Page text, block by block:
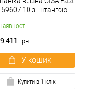
59607.10 зі штангою
9 411 грн.
У кошик
Купити в 1 клік